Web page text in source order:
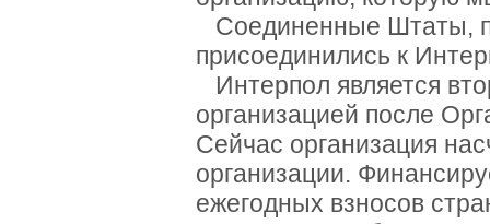
Соединенные Штаты,
присоединились к
Интерпол является
организацией после
Сейчас организация
организации.
ежегодных взносов